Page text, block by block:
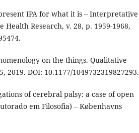
IPA for what it is – Interpretative
Research, v. 28, p. 1959-1968,
on the things. Qualitative
2019. DOI: 10.1177/1049732319827293.
of cerebral palsy: a case of open
em Filosofia) – Københavns